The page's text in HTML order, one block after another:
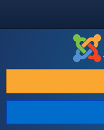
ПРЕУЗИМАЊЕ И
ОТКРИЈТЕ И
ЗАЈЕДНИЦА И